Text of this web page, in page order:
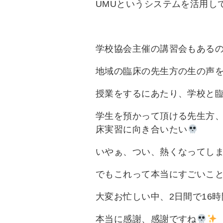
UMUというシステムを活用し
学校協会主催の講習会もある
地域の臨床の先生方の生の声
授業をするにあたり、学校と
学生を預かって頂ける先生方
床実習に向き合いたい
いやぁ、つい、熱くなってし
でもこれって本当にすごいこ
大変お忙しい中、2日間で16
本当に感謝、感謝ですね